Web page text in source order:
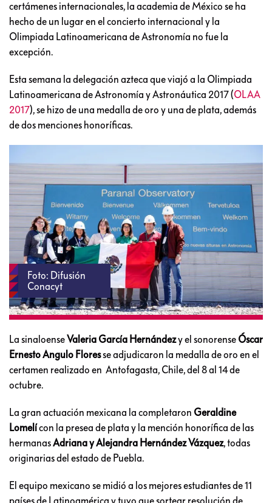
certámenes internacionales, la academia de México se ha
hecho de un lugar en el concierto internacional y la
Olimpiada Latinoamericana de Astronomía no fue la
excepción.
Esta semana la delegación azteca que viajó a la Olimpiada
Latinoamericana de Astronomía y Astronáutica 2017 (OLAA
2017), se hizo de una medalla de oro y una de plata, además
de dos menciones honoríficas.
Foto: Difusión
Conacyt
La sinaloenseValeria García Hernándezy el sonorense Óscar
Ernesto Angulo Floresse adjudicaron la medalla de oro en el
certamen realizado en Antofagasta, Chile, del 8 al 14 de
octubre.
La gran actuación mexicana la completaron Geraldine
Lomelícon la presea de plata y la mención honorífica de las
hermanasAdriana y Alejandra Hernández Vázquez, todas
originarias del estado de Puebla.
El equipo mexicano se midió a los mejores estudiantes de 11
países de Latinoamérica y tuvo que sortear resolución de